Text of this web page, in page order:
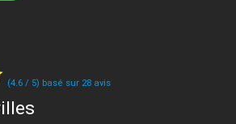
(4.6 / 5) basé sur 28 avis